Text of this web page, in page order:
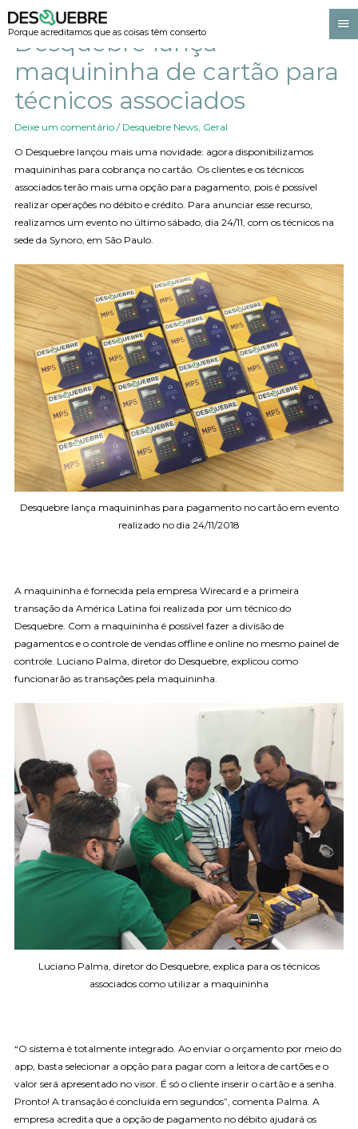
Porque acreditamos que as coisas têm conserto
Desquebre lança
maquininha de cartão para
técnicos associados
Deixe um comentário / Desquebre News, Geral
O Desquebre lançou mais uma novidade: agora disponibilizamos
maquininhas para cobrança no cartão. Os clientes e os técnicos
associados terão mais uma opção para pagamento, pois é possível
realizar operações no débito e crédito. Para anunciar esse recurso,
realizamos um evento no último sábado, dia 24/11, com os técnicos na
sede da Synoro, em São Paulo.
Desquebre lança maquininhas para pagamento no cartão em evento
realizado no dia 24/11/2018
A maquininha é fornecida pela empresa Wirecard e a primeira
transação da América Latina foi realizada por um técnico do
Desquebre. Com a maquininha é possível fazer a divisão de
pagamentos e o controle de vendas offline e online no mesmo painel de
controle. Luciano Palma, diretor do Desquebre, explicou como
funcionarão as transações pela maquininha.
Luciano Palma, diretor do Desquebre, explica para os técnicos
associados como utilizar a maquininha
“O sistema é totalmente integrado. Ao enviar o orçamento por meio do
app, basta selecionar a opção para pagar com a leitora de cartões e o
valor será apresentado no visor. É só o cliente inserir o cartão e a senha.
Pronto! A transação é concluída em segundos”, comenta Palma. A
empresa acredita que a opção de pagamento no débito ajudará os